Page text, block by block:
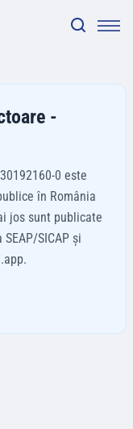
-
0 este
în România
jos sunt publicate
SICAP și